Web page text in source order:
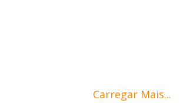
Carregar Mais...